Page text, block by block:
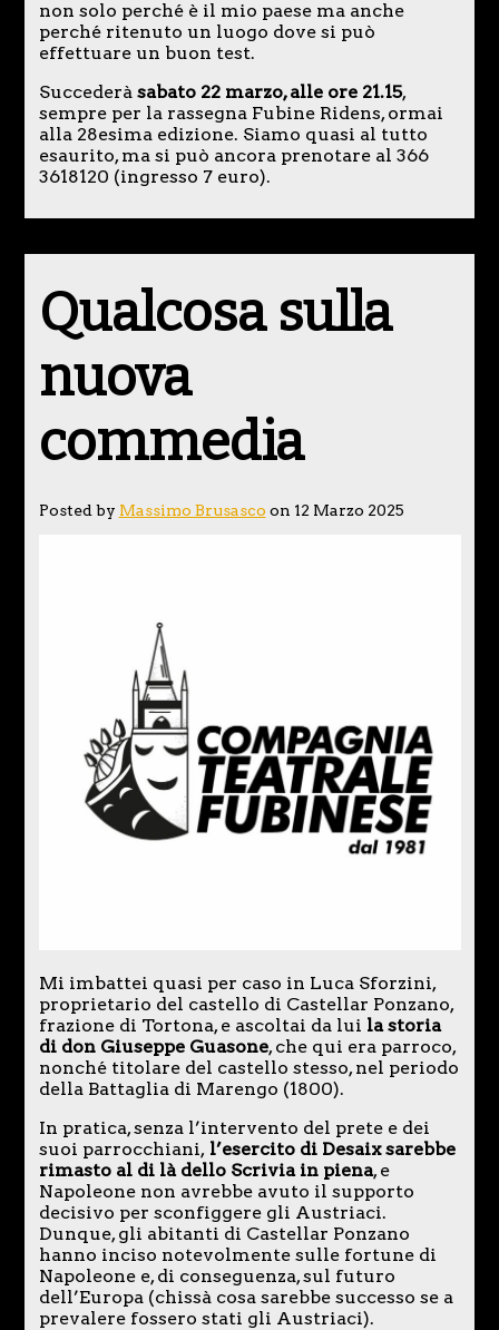
non solo perché è il mio paese ma anche
perché ritenuto un luogo dove si può
effettuare un buon test.
Succederà sabato 22 marzo, alle ore 21.15,
sempre per la rassegna Fubine Ridens, ormai
alla 28esima edizione. Siamo quasi al tutto
esaurito, ma si può ancora prenotare al 366
3618120 (ingresso 7 euro).
Qualcosa sulla
nuova
commedia
Posted by Massimo Brusasco on 12 Marzo 2025
Mi imbattei quasi per caso in Luca Sforzini,
proprietario del castello di Castellar Ponzano,
frazione di Tortona, e ascoltai da lui la storia
di don Giuseppe Guasone, che qui era parroco,
nonché titolare del castello stesso, nel periodo
della Battaglia di Marengo (1800).
In pratica, senza l’intervento del prete e dei
suoi parrocchiani,l’esercito di Desaix sarebbe
rimasto al di là dello Scrivia in piena, e
Napoleone non avrebbe avuto il supporto
decisivo per sconfiggere gli Austriaci.
Dunque, gli abitanti di Castellar Ponzano
hanno inciso notevolmente sulle fortune di
Napoleone e, di conseguenza, sul futuro
dell’Europa (chissà cosa sarebbe successo se a
prevalere fossero stati gli Austriaci).